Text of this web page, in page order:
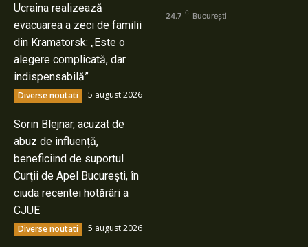
Ucraina realizează
evacuarea a zeci de familii
din Kramatorsk: „Este o
alegere complicată, dar
indispensabilă”
Diverse noutati 5 august 2026
Sorin Blejnar, acuzat de
abuz de influență,
beneficiind de suportul
Curții de Apel București, în
ciuda recentei hotărâri a
CJUE
Diverse noutati 5 august 2026
24.7 C București